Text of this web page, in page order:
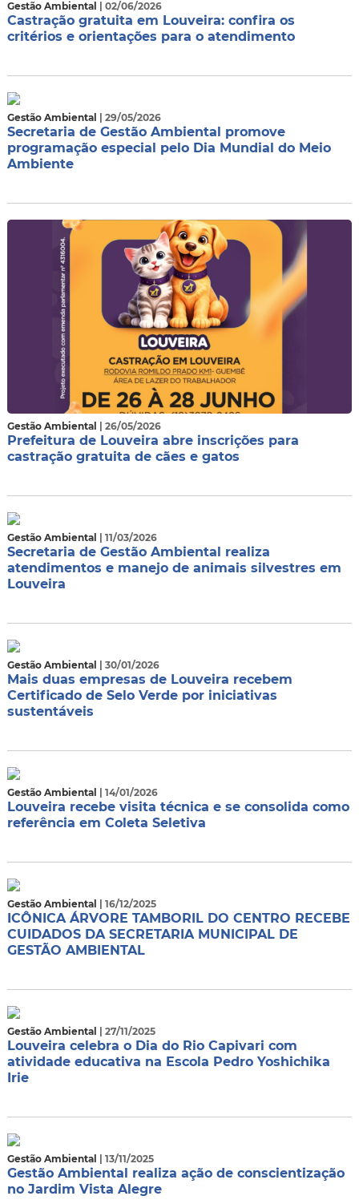
Gestão Ambiental | 02/06/2026
Castração gratuita em Louveira: confira os
critérios e orientações para o atendimento
Gestão Ambiental | 29/05/2026
Secretaria de Gestão Ambiental promove
programação especial pelo Dia Mundial do Meio
Ambiente
Gestão Ambiental | 26/05/2026
Prefeitura de Louveira abre inscrições para
castração gratuita de cães e gatos
Gestão Ambiental | 11/03/2026
Secretaria de Gestão Ambiental realiza
atendimentos e manejo de animais silvestres em
Louveira
Gestão Ambiental | 30/01/2026
Mais duas empresas de Louveira recebem
Certificado de Selo Verde por iniciativas
sustentáveis
Gestão Ambiental | 14/01/2026
Louveira recebe visita técnica e se consolida como
referência em Coleta Seletiva
Gestão Ambiental | 16/12/2025
ICÔNICA ÁRVORE TAMBORIL DO CENTRO RECEBE
CUIDADOS DA SECRETARIA MUNICIPAL DE
GESTÃO AMBIENTAL
Gestão Ambiental | 27/11/2025
Louveira celebra o Dia do Rio Capivari com
atividade educativa na Escola Pedro Yoshichika
Irie
Gestão Ambiental | 13/11/2025
Gestão Ambiental realiza ação de conscientização
no Jardim Vista Alegre